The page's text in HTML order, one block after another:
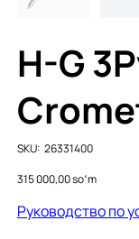
H-G
SKU: SKU
26331400
26331400
Price
315 000,00 soʻm
Руководство по